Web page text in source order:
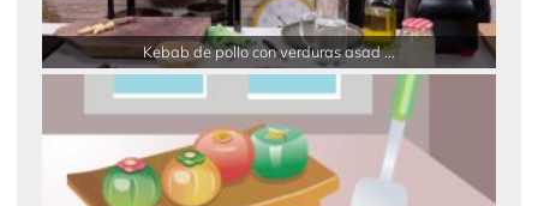
Kebab de pollo con verduras asad ...